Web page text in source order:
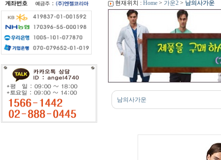
현재위치 : Home > 가운2 > 남의사가운
남의사가운